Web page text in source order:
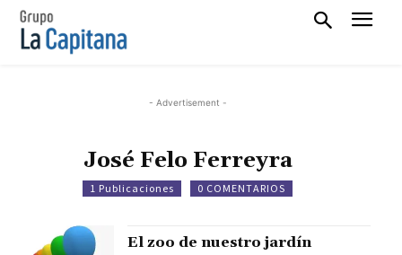
- Advertisement -
José Felo Ferreyra
1 Publicaciones 0 COMENTARIOS
​El zoo de nuestro jardín